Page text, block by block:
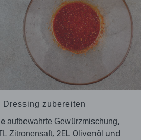
Dressing zubereiten
aufbewahrte Gewürzmischung,
Zitronensaft, 2EL Olivenöl und